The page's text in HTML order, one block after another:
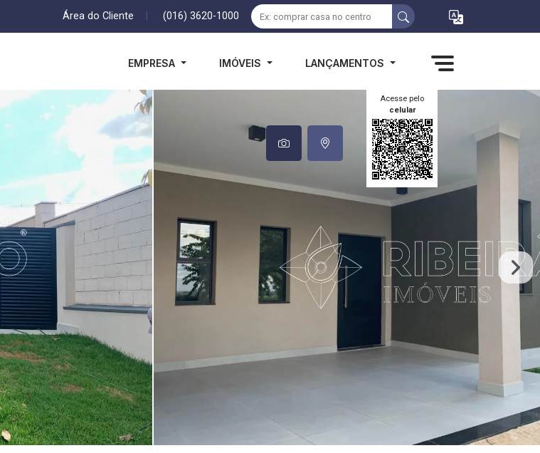
Área do Cliente (016) 3620-1000
EMPRESA IMÓVEIS LANÇAMENTOS
Acesse pelo
celular